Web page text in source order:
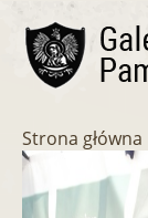
treści
Strona główna